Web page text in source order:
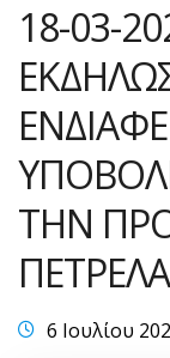
18-03-
ΤΗΝ
6 Ιουλίου